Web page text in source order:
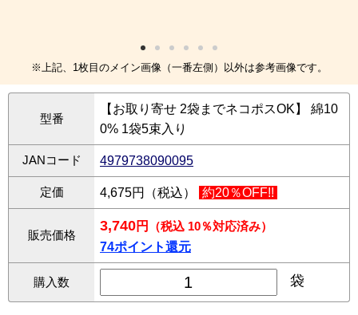
※上記、1枚目のメイン画像（一番左側）以外は参考画像です。
型番
【お取り寄せ 2袋までネコポスOK】 綿10
0% 1袋5束入り
JANコード 4979738090095
定価 4,675円（税込） 約20％OFF!!
販売価格
3,740円
（税込 10％対応済み）
74ポイント還元
購入数 袋